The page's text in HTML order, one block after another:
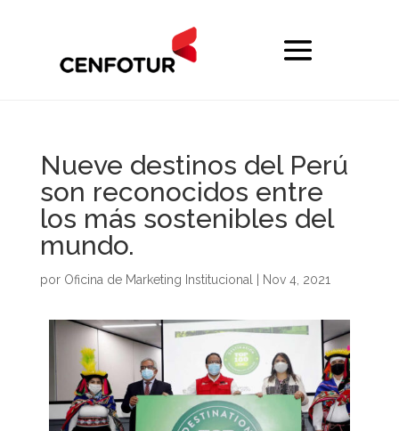
Nueve destinos del Perú
son reconocidos entre
los más sostenibles del
mundo.
por Oficina de Marketing Institucional Nov 4, 2021